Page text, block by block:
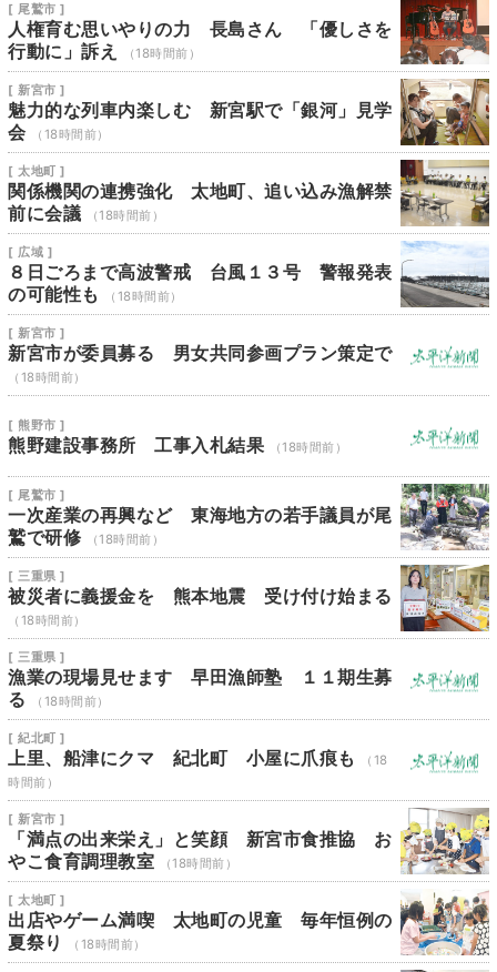
[ 尾鷲市 ]
人権育む思いやりの力 長島さん 「優しさを
行動に」訴え
（18時間前）
[ 新宮市 ]
魅力的な列車内楽しむ 新宮駅で「銀河」見学
会
（18時間前）
[ 太地町 ]
関係機関の連携強化 太地町、追い込み漁解禁
前に会議
（18時間前）
[ 広域 ]
８日ごろまで高波警戒 台風１３号 警報発表
の可能性も
（18時間前）
[ 新宮市 ]
新宮市が委員募る 男女共同参画プラン策定で
（18時間前）
[ 熊野市 ]
熊野建設事務所 工事入札結果 （18時間前）
[ 尾鷲市 ]
一次産業の再興など 東海地方の若手議員が尾
鷲で研修
（18時間前）
[ 三重県 ]
被災者に義援金を 熊本地震 受け付け始まる
（18時間前）
[ 三重県 ]
漁業の現場見せます 早田漁師塾 １１期生募
る
（18時間前）
[ 紀北町 ]
上里、船津にクマ 紀北町 小屋に爪痕も
（18
時間前）
[ 新宮市 ]
「満点の出来栄え」と笑顔 新宮市食推協 お
やこ食育調理教室
（18時間前）
[ 太地町 ]
出店やゲーム満喫 太地町の児童 毎年恒例の
夏祭り
（18時間前）